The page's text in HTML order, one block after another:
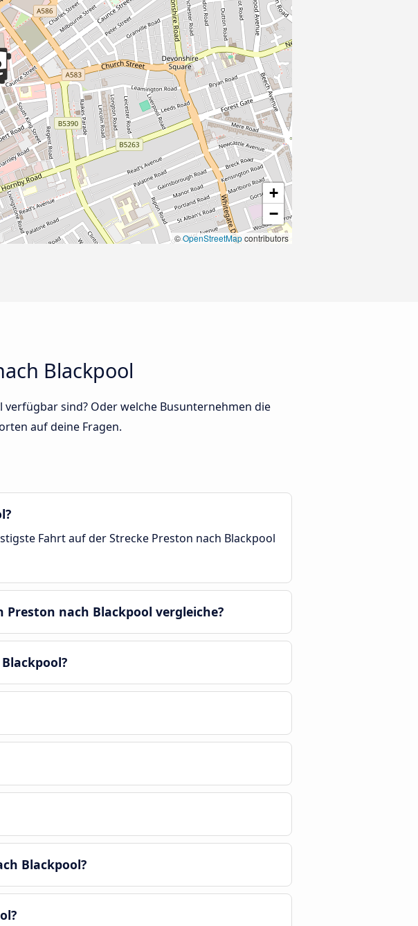
+
−
©OpenStreetMapcontributors
Blackpool
verfügbar sind? Oder welche Busunternehmen die
auf deine Fragen.
Fahrt auf der Strecke Preston nach Blackpool
nach Blackpool vergleiche?
Blackpool?